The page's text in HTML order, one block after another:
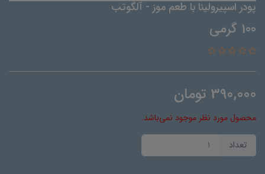
پودر اسپیرولینا با طعم موز - آلگوتب
100 گرمی
390,000 تومان
محصول مورد نظر موجود نمی‌باشد.
تعداد